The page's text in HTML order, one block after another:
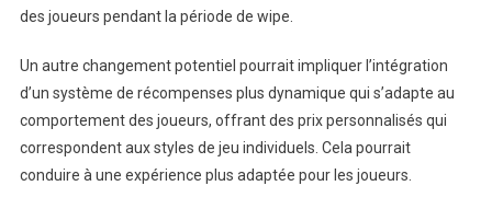
des joueurs pendant la période de wipe.
Un autre changement potentiel pourrait impliquer l’intégration
d’un système de récompenses plus dynamique qui s’adapte au
comportement des joueurs, offrant des prix personnalisés qui
correspondent aux styles de jeu individuels. Cela pourrait
conduire à une expérience plus adaptée pour les joueurs.